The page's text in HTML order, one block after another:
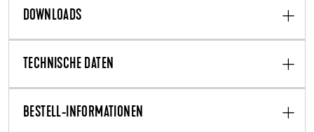
DOWNLOADS
TECHNISCHE DATEN
BESTELL-INFORMATIONEN